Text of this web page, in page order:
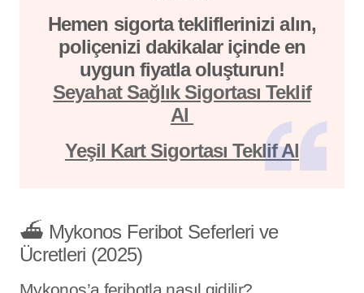
Hemen sigorta tekliflerinizi alın,
poliçenizi dakikalar içinde en
uygun fiyatla oluşturun!
Seyahat Sağlık Sigortası Teklif
Al
Yeşil Kart Sigortası Teklif Al
⛴️ Mykonos Feribot Seferleri ve
Ücretleri (2025)